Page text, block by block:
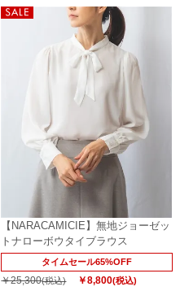
【NARACAMICIE】無地ジョーゼッ
トナローボウタイブラウス
タイムセール65%OFF
￥25,300(税込) ￥8,800(税込)